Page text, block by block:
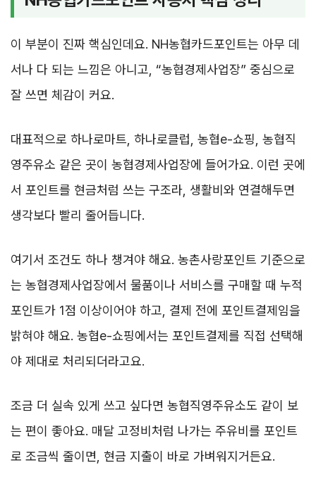
이 부분이 진짜 핵심인데요. NH농협카드포인트는 아무 데
서나 다 되는 느낌은 아니고, “농협경제사업장” 중심으로
잘 쓰면 체감이 커요.
대표적으로 하나로마트, 하나로클럽, 농협e-쇼핑, 농협직
영주유소 같은 곳이 농협경제사업장에 들어가요. 이런 곳에
서 포인트를 현금처럼 쓰는 구조라, 생활비와 연결해두면
생각보다 빨리 줄어듭니다.
여기서 조건도 하나 챙겨야 해요. 농촌사랑포인트 기준으로
는 농협경제사업장에서 물품이나 서비스를 구매할 때 누적
포인트가 1점 이상이어야 하고, 결제 전에 포인트결제임을
밝혀야 해요. 농협e-쇼핑에서는 포인트결제를 직접 선택해
야 제대로 처리되더라고요.
조금 더 실속 있게 쓰고 싶다면 농협직영주유소도 같이 보
는 편이 좋아요. 매달 고정비처럼 나가는 주유비를 포인트
로 조금씩 줄이면, 현금 지출이 바로 가벼워지거든요.